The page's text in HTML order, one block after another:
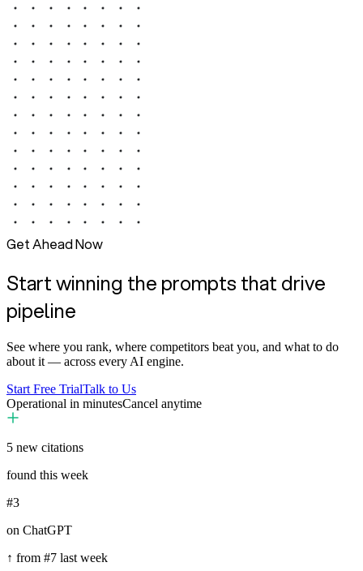
Get Ahead Now
Start winning the prompts that drive
pipeline
See where you rank, where competitors beat you, and what to do
about it — across every AI engine.
Start Free TrialTalk to Us
Operational in minutesCancel anytime
5 new citations
found this week
#3
on ChatGPT
↑ from #7 last week